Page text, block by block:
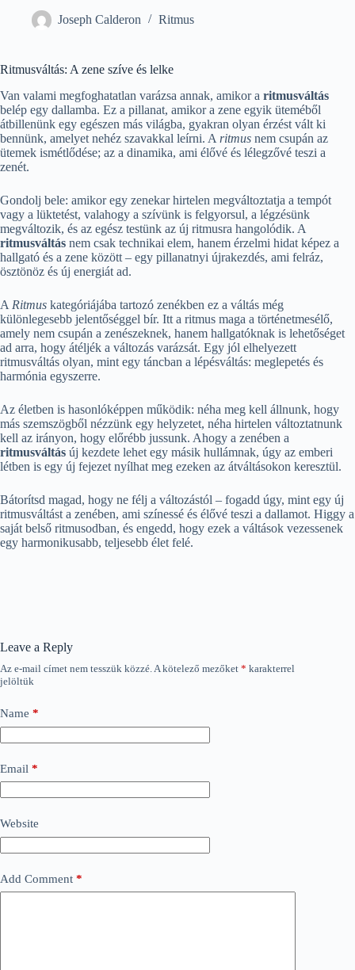
Joseph Calderon Ritmus
Ritmusváltás: A zene szíve és lelke
Van valami megfoghatatlan varázsa annak, amikor a ritmusváltás
belép egy dallamba. Ez a pillanat, amikor a zene egyik üteméből
átbillenünk egy egészen más világba, gyakran olyan érzést vált ki
bennünk, amelyet nehéz szavakkal leírni. A ritmus nem csupán az
ütemek ismétlődése; az a dinamika, ami élővé és lélegzővé teszi a
zenét.
Gondolj bele: amikor egy zenekar hirtelen megváltoztatja a tempót
vagy a lüktetést, valahogy a szívünk is felgyorsul, a légzésünk
megváltozik, és az egész testünk az új ritmusra hangolódik. A
ritmusváltás nem csak technikai elem, hanem érzelmi hidat képez a
hallgató és a zene között – egy pillanatnyi újrakezdés, ami felráz,
ösztönöz és új energiát ad.
A Ritmus kategóriájába tartozó zenékben ez a váltás még
különlegesebb jelentőséggel bír. Itt a ritmus maga a történetmesélő,
amely nem csupán a zenészeknek, hanem hallgatóknak is lehetőséget
ad arra, hogy átéljék a változás varázsát. Egy jól elhelyezett
ritmusváltás olyan, mint egy táncban a lépésváltás: meglepetés és
harmónia egyszerre.
Az életben is hasonlóképpen működik: néha meg kell állnunk, hogy
más szemszögből nézzünk egy helyzetet, néha hirtelen változtatnunk
kell az irányon, hogy előrébb jussunk. Ahogy a zenében a
ritmusváltás új kezdete lehet egy másik hullámnak, úgy az emberi
létben is egy új fejezet nyílhat meg ezeken az átváltásokon keresztül.
Bátorítsd magad, hogy ne félj a változástól – fogadd úgy, mint egy új
ritmusváltást a zenében, ami színessé és élővé teszi a dallamot. Higgy a
saját belső ritmusodban, és engedd, hogy ezek a váltások vezessenek
egy harmonikusabb, teljesebb élet felé.
Leave a Reply
Az e-mail címet nem tesszük közzé.A kötelező mezőket * karakterrel
jelöltük
Name *
Email *
Website
Add Comment *